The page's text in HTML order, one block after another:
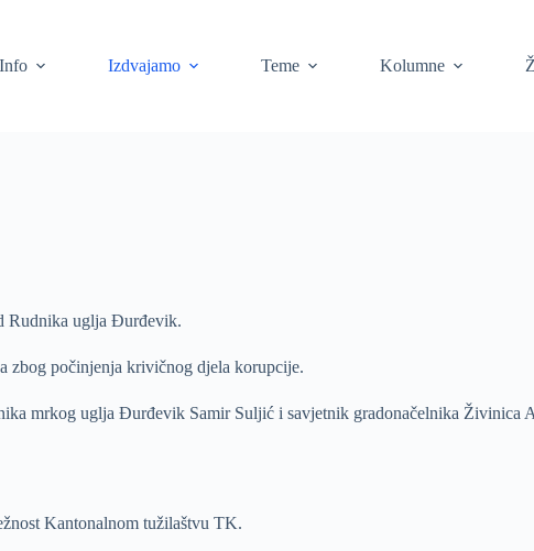
Info Izdvajamo Teme Kolumne
Rudnika uglja Đurđevik.
zbog počinjenja krivičnog djela korupcije.
mrkog uglja Đurđevik Samir Suljić i savjetnik gradonačelnika Živinica
Kantonalnom tužilaštvu TK.